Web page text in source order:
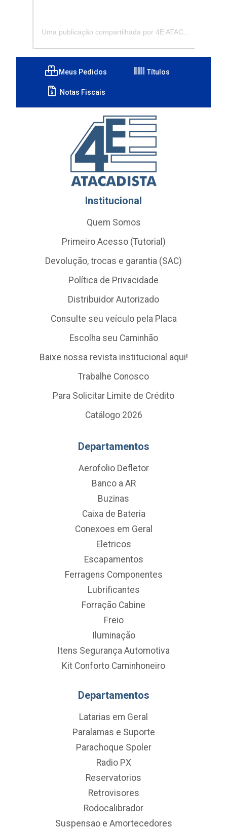
Meus Pedidos Títulos
Notas Fiscais
Institucional
Quem Somos
Primeiro Acesso (Tutorial)
Devolução, trocas e garantia (SAC)
Política de Privacidade
Distribuidor Autorizado
Consulte seu veículo pela Placa
Escolha seu Caminhão
Baixe nossa revista institucional aqui!
Trabalhe Conosco
Para Solicitar Limite de Crédito
Catálogo 2026
Departamentos
Aerofolio Defletor
Banco a AR
Buzinas
Caixa de Bateria
Conexoes em Geral
Eletricos
Escapamentos
Ferragens Componentes
Lubrificantes
Forração Cabine
Freio
Iluminação
Itens Segurança Automotiva
Kit Conforto Caminhoneiro
Departamentos
Latarias em Geral
Paralamas e Suporte
Parachoque Spoler
Radio PX
Reservatorios
Retrovisores
Rodocalibrador
Suspensao e Amortecedores